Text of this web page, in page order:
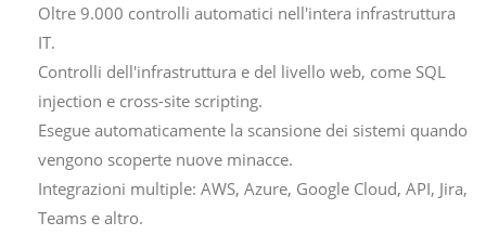
Oltre 9.000 controlli automatici nell'intera infrastruttura
IT.
Controlli dell'infrastruttura e del livello web, come SQL
injection e cross-site scripting.
Esegue automaticamente la scansione dei sistemi quando
vengono scoperte nuove minacce.
Integrazioni multiple: AWS, Azure, Google Cloud, API, Jira,
Teams e altro.